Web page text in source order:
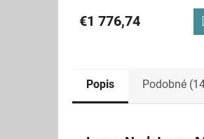
€1 776,74
Popis Podobné